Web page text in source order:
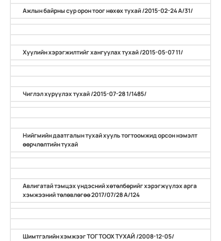
Ажлын байрны сур орон тоог нөхөх тухай /2015-02-24 А/31/
Хуулийн хэрэгжилтийг хангуулах тухай /2015-05-07 11/
Чиглэл хүрүүлэх тухай /2015-07-28 1/1485/
Нийгмийн даатгалын тухай хууль тогтоомжид орсон нэмэлт
өөрчлөлтийн тухай
Авлигатай тэмцэх үндэсний хөтөлбөрийг хэрэгжүүлэх арга
хэмжээний төлөвлөгөө 2017/07/28 А/124
Шимтгэлийн хэмжээг ТОГТООХ ТУХАЙ /2008-12-05/